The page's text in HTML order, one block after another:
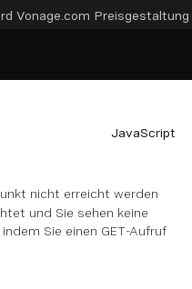
Vonage.com Preisgestaltung
JavaScript
nicht erreicht werden
und Sie sehen keine
Sie einen GET-Aufruf